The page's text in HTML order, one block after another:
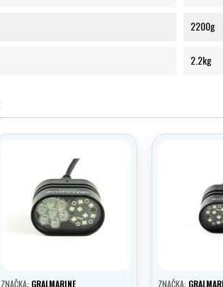
2200g
2.2kg
ZNAČKA: GRALMARINE ZNAČKA: